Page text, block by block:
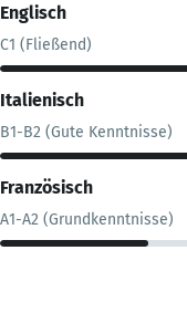
Englisch
C1 (Fließend)
Italienisch
B1-B2 (Gute Kenntnisse)
Französisch
A1-A2 (Grundkenntnisse)